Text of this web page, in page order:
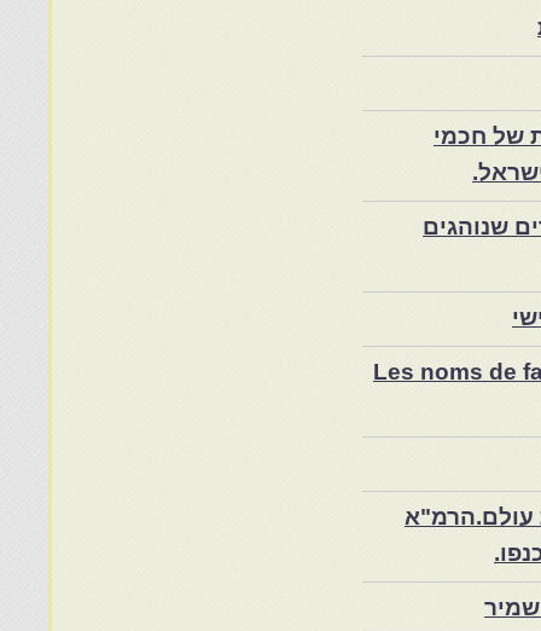
של חכמי
שנוהגים
Les noms de
עולם.הרמ"א